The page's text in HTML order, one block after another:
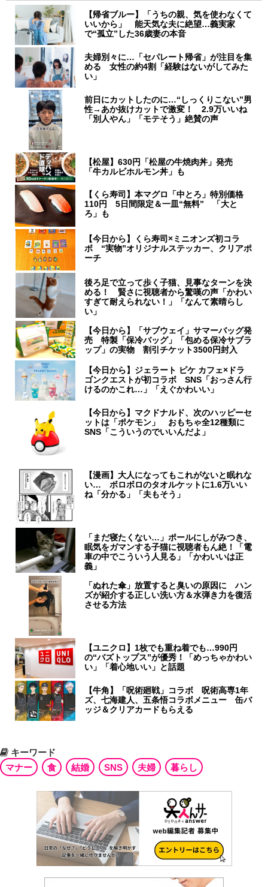
【帰省ブルー】「うちの親、気を使わなくて
いいから」 能天気な夫に絶望…義実家
で“孤立”した36歳妻の本音
夫婦別々に…「セパレート帰省」が注目を集
める 女性の約4割「経験はないがしてみた
い」
前日にカットしたのに…“しっくりこない”男
性→あか抜けカットで激変！ 2.9万いいね
「別人やん」「モテそう」絶賛の声
【松屋】630円「松屋の牛焼肉丼」発売
「牛カルビホルモン丼」も
【くら寿司】本マグロ「中とろ」特別価格
110円 5日間限定＆一皿“無料” 「大と
ろ」も
【今日から】くら寿司×ミニオンズ初コラ
ボ “実物”オリジナルステッカー、クリアポ
ーチ
後ろ足で立って歩く子猫、見事なターンを決
める！ 賢さに視聴者から驚嘆の声「かわい
すぎて耐えられない！」「なんて素晴らし
い」
【今日から】「サブウェイ」サマーバッグ発
売 特製「保冷バッグ」「包める保冷サブラ
ップ」の実物 割引チケット3500円封入
【今日から】ジェラート ピケ カフェ×ドラ
ゴンクエストが初コラボ SNS「おっさん行
けるのかこれ…」「えぐかわいい」
【今日から】マクドナルド、次のハッピーセ
ットは「ポケモン」 おもちゃ全12種類に
SNS「こういうのでいいんだよ」
【漫画】大人になってもこれがないと眠れな
い… ボロボロのタオルケットに1.6万いい
ね「分かる」「夫もそう」
「まだ寝たくない…」ポールにしがみつき、
眠気をガマンする子猫に視聴者もん絶！「電
車の中でこういう人見る」「かわいいは正
義」
「ぬれた傘」放置すると臭いの原因に ハン
ズが紹介する正しい洗い方＆水弾き力を復活
させる方法
【ユニクロ】1枚でも重ね着でも…990円
の“バズトップス”が優秀！「めっちゃかわい
い」「着心地いい」と話題
【牛角】「呪術廻戦」コラボ 呪術高専1年
ズ、七海建人、五条悟コラボメニュー 缶バ
ッジ＆クリアカードもらえる
キーワード
マナー
食 結婚 SNS 夫婦 暮らし